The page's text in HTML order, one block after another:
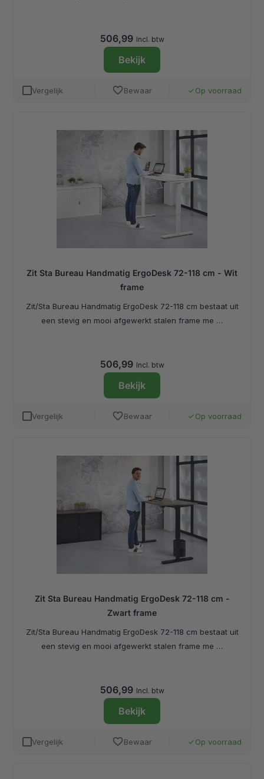
506,99 Incl. btw
Bekijk
Vergelijk favoriteBewaar done Op voorraad
Zit Sta Bureau Handmatig ErgoDesk 72-118 cm - Wit
frame
Zit/Sta Bureau Handmatig ErgoDesk 72-118 cm bestaat uit
een stevig en mooi afgewerkt stalen frame me …
506,99 Incl. btw
Bekijk
Vergelijk favoriteBewaar done Op voorraad
Zit Sta Bureau Handmatig ErgoDesk 72-118 cm -
Zwart frame
Zit/Sta Bureau Handmatig ErgoDesk 72-118 cm bestaat uit
een stevig en mooi afgewerkt stalen frame me …
506,99 Incl. btw
Bekijk
Vergelijk favoriteBewaar done Op voorraad